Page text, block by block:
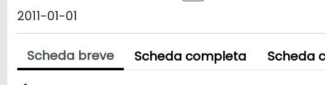
2011-01-01
Scheda breve Scheda completa Scheda